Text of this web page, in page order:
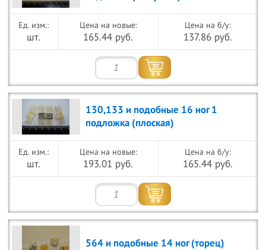
шт.
Цена на новые:
165.44 руб.
Цена на б/у:
137.86 руб.
130,133 и подобные 16 ног 1
подложка (плоская)
шт.
Цена на новые:
193.01 руб.
Цена на б/у:
165.44 руб.
564 и подобные 14 ног (торец)